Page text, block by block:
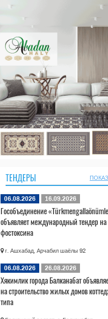
ТЕНДЕРЫ
06.08.2026 16.09.2026
Гособъединение
объявляет международный тендер на
фостоксина
г. Ашхабад, Арчабил шаёлы 92
06.08.2026 26.08.2026
Хякимлик города Балканабат
на строительство жилых домов
типа